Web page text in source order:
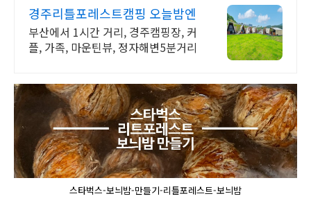
경주리틀포레스트캠핑 오늘밤엔
부산에서 1시간 거리, 경주캠핑장, 커
플, 가족, 마운틴뷰, 정자해변5분거리
스타벅스-보늬밤-만들기-리틀포레스트-보늬밤